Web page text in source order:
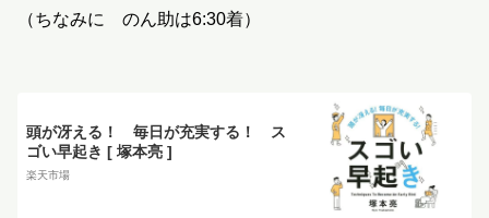
（ちなみに のん助は6:30着）
頭が冴える！ 毎日が充実する！ ス
ゴい早起き [ 塚本亮 ]
楽天市場